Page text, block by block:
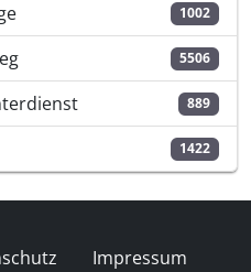
1002
5506
889
1422
Impressum